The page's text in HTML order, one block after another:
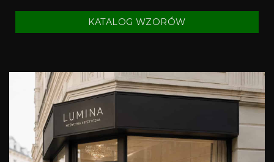
KATALOG WZORÓW